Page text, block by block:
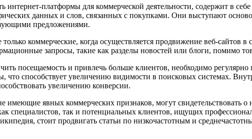
интернет-платформы для коммерческой деятельности, содержит в
данных и слов, связанных с покупками. Они выступают
предложениями.
коммерческие, когда осуществляется продвижение веб-
запросы, такие как разделы новостей или блоги, помимо
посещаемость и привлечь больше клиентов, необходимо
способствует увеличению видимости в поисковых системах.
увеличению конверсии.
явных коммерческих признаков, могут свидетельствовать о
специалистов, так и потенциальных клиентов, ищущих
стоит продвигать статьи по низкочастотным и